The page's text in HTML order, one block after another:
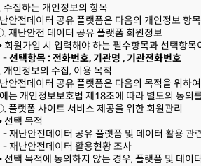
동의를 거부할 권리가 있다는 사실과 동의 거부에
자는 "재난안전데이터 공유 플랫폼"에서 수집
수집하는 개인정보의 항목
안전데이터 공유 플랫폼은 다음의 개인정보 항
재난안전 데이터 공유 플랫폼 회원정보
회원가입 시 입력해야 하는 필수항목과 선택항
선택항목 : 전화번호, 기관명 , 기관전화번호
개인정보의 수집, 이용 목적
안전데이터 공유 플랫폼은 다음의 목적을 위하
는 개인정보보호법 제18조에 따라 별도의 동의
플랫폼 사이트 서비스 제공을 위한 회원관리
선택 목적
난안전데이터 공유 플랫폼 및 데이터 활용 관
재난안전데이터 활용현황 조사
선택 목적에 동의하지 않는 경우, 플랫폼 및 데이